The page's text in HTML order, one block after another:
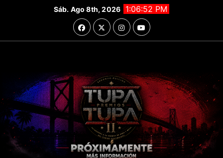
Sáb. Ago 8th, 2026 1:06:53 PM